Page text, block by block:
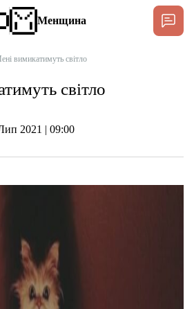
Менщина
вимикатимуть світло
світло
2021 | 09:00